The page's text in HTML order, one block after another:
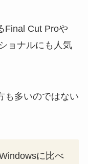
Final Cut Proや
ョナルにも人気
も多いのではない
に比べ